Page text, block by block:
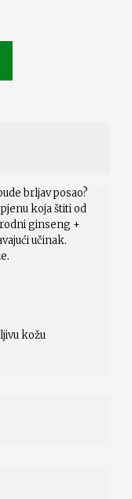
brljav posao?
koja štiti od
ginseng +
učinak.
kožu